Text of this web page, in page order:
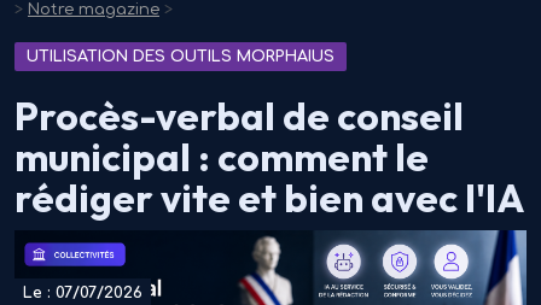
> Notre magazine >
UTILISATION DES OUTILS MORPHAIUS
Procès-verbal de conseil
municipal : comment le
rédiger vite et bien avec l'IA
Le : 07/07/2026